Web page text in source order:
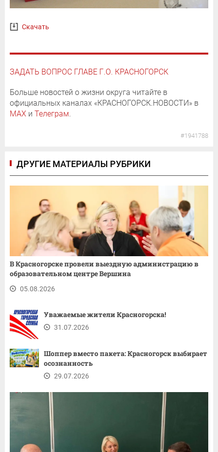
Скачать
ЗАДАТЬ ВОПРОС ГЛАВЕ Г.О. КРАСНОГОРСК
Больше новостей о жизни округа читайте в
официальных каналах «КРАСНОГОРСК.НОВОСТИ» в
MAX и Телеграм.
#1941788
ДРУГИЕ МАТЕРИАЛЫ РУБРИКИ
В Красногорске провели выездную администрацию в
образовательном центре Вершина
05.08.2026
Уважаемые жители Красногорска!
31.07.2026
Шоппер вместо пакета: Красногорск выбирает
осознанность
29.07.2026